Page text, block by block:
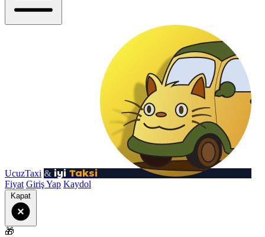
UcuzTaxi & iyi Taksi
Fiyat Giriş Yap Kaydol
Kapat
🎁